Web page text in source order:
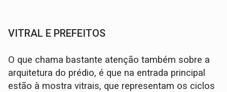
VITRAL E PREFEITOS
O que chama bastante atenção também sobre a
arquitetura do prédio, é que na entrada principal
estão à mostra vitrais, que representam os ciclos